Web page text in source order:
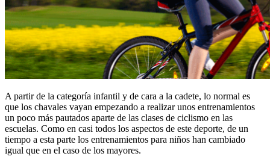
A partir de la categoría infantil y de cara a la cadete, lo normal es
que los chavales vayan empezando a realizar unos entrenamientos
un poco más pautados aparte de las clases de ciclismo en las
escuelas. Como en casi todos los aspectos de este deporte, de un
tiempo a esta parte los entrenamientos para niños han cambiado
igual que en el caso de los mayores.